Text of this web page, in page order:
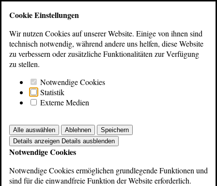
Zur Übersicht
Cookie Einstellungen
Wir nutzen Cookies auf unserer Website. Einige von ihnen sind
technisch notwendig, während andere uns helfen, diese Website
zu verbessern oder zusätzliche Funktionalitäten zur Verfügung
zu stellen.
Notwendige Cookies
Statistik
Externe Medien
Alle auswählen Ablehnen
Speichern
Details anzeigen Details ausblenden
Notwendige Cookies
Notwendige Cookies ermöglichen grundlegende Funktionen und
sind für die einwandfreie Funktion der Website erforderlich.